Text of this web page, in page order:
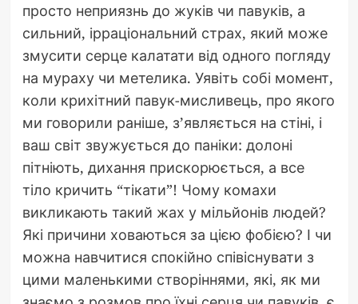
просто неприязнь до жуків чи павуків, а
сильний, ірраціональний страх, який може
змусити серце калатати від одного погляду
на мураху чи метелика. Уявіть собі момент,
коли крихітний павук-мисливець, про якого
ми говорили раніше, з’являється на стіні, і
ваш світ звужується до паніки: долоні
пітніють, дихання прискорюється, а все
тіло кричить “тікати”! Чому комахи
викликають такий жах у мільйонів людей?
Які причини ховаються за цією фобією? І чи
можна навчитися спокійно співіснувати з
цими маленькими створіннями, які, як ми